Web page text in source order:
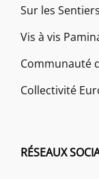
Sur les
Vis à vis
Communauté
Collectivité
RÉSEAUX